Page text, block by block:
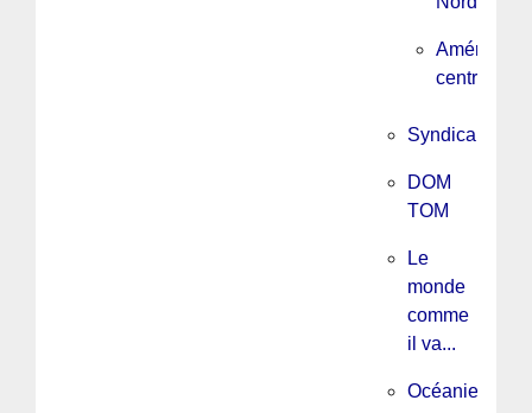
Amérique
centrale
Syndicalisme
DOM
TOM
Le
monde
comme
il va...
Océanie